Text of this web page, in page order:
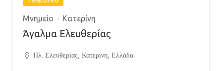
Μνημείο Κατερίνη
Άγαλμα Ελευθερίας
Πλ. Ελευθερίας, Κατερίνη, Ελλάδα